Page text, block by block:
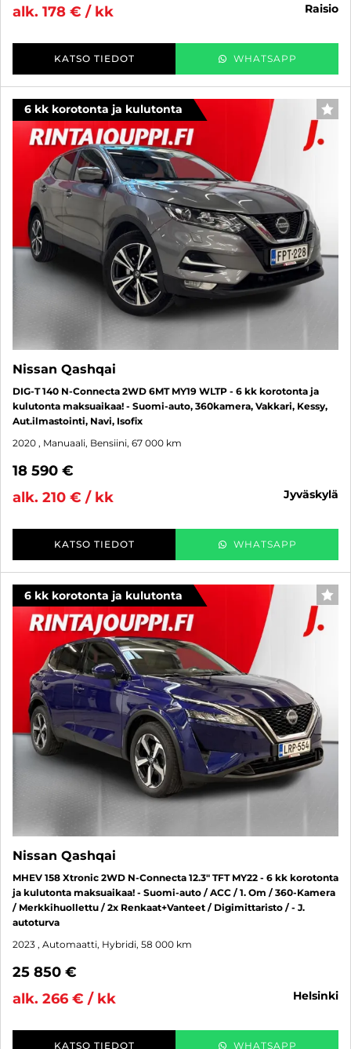
alk. 178 € / kk
raisio
KATSO TIEDOT WHATSAPP
6 kk korotonta ja kulutonta
Nissan Qashqai
DIG-T 140 N-Connecta 2WD 6MT MY19 WLTP - 6 kk korotonta ja
kulutonta maksuaikaa! - Suomi-auto, 360kamera, Vakkari, Kessy,
Aut.ilmastointi, Navi, Isofix
2020 , Manuaali, Bensiini, 67 000 km
18 590 €
alk. 210 € / kk
jyväskylä
KATSO TIEDOT WHATSAPP
6 kk korotonta ja kulutonta
Nissan Qashqai
MHEV 158 Xtronic 2WD N-Connecta 12.3" TFT MY22 - 6 kk korotonta
ja kulutonta maksuaikaa! - Suomi-auto / ACC / 1. Om / 360-Kamera
/ Merkkihuollettu / 2x Renkaat+Vanteet / Digimittaristo / - J.
autoturva
2023 , Automaatti, Hybridi, 58 000 km
25 850 €
alk. 266 € / kk
helsinki
KATSO TIEDOT WHATSAPP